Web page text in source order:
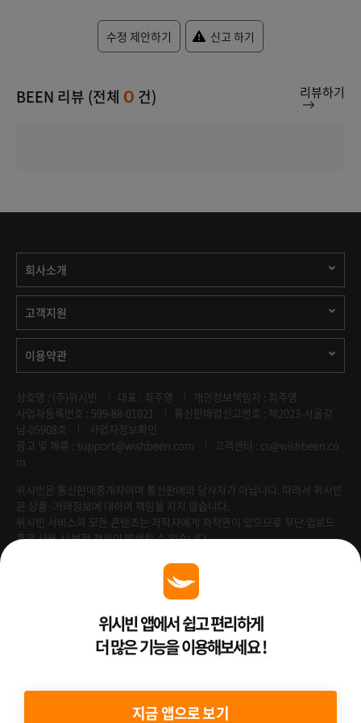
수정 제안하기 신고 하기
BEEN 리뷰 (전체 0 건) 리뷰하기
회사소개
고객지원
이용약관
상호명 : (주)위시빈 대표 : 최주영
개인정보책임자 : 최주영
사업자등록번호 : 599-88-01021
통신판매업신고번호 : 제2023-서울강
남-05908호
사업자정보확인
광고 및 제휴 : support@wishbeen.com
고객센터 : cs@wishbeen.co
m
위시빈은 통신판매중개자이며 통신판매의 당사자가 아닙니다. 따라서 위시빈
은 상품·거래정보에 대하여 책임을 지지 않습니다.
위시빈 서비스의 모든 콘텐츠는 저작자에게 저작권이 있으므로 무단 업로드
혹은 사용 시 법적 책임이 발생할 수 있습니다.
Venture Enterprise위시빈 앱에서 쉽고 편리하게
더 많은 기능을 이용해보세요 !
지금 앱으로 보기